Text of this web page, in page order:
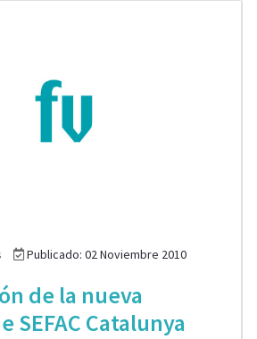
Publicado: 02 Noviembre 2010
de la nueva
SEFAC Catalunya